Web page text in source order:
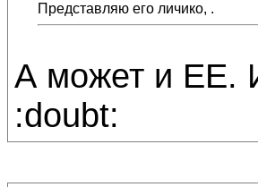
Представляю его личико, .
А может и ЕЕ.
:doubt: